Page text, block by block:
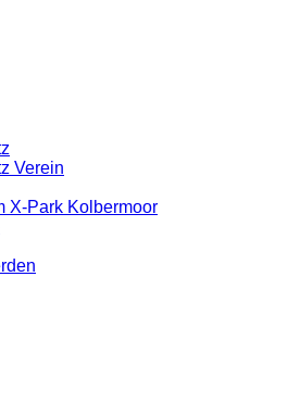
Verein
X-Park Kolbermoor